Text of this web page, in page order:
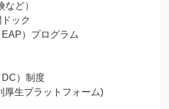
ど）
ック
）プログラム
）制度
厚生プラットフォーム)